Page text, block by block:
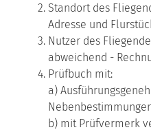
Standort des
Adresse und
Nutzer des
abweichend -
Prüfbuch mit:
a)
b) mit Prüfvermerk